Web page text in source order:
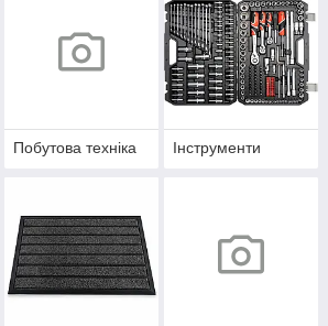
Побутова техніка Інструменти